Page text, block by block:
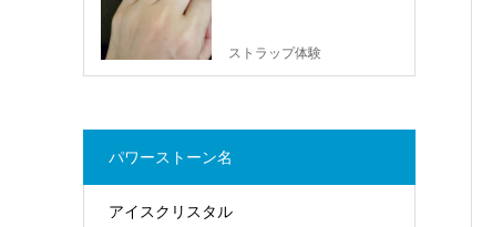
ストラップ体験
パワーストーン名
アイスクリスタル